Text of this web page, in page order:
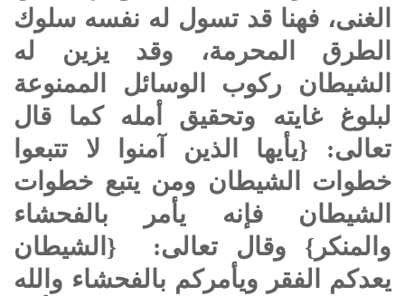
الغنى، فهنا قد تسول له نفسه سلوك
الطرق المحرمة، وقد يزين له
الشيطان ركوب الوسائل الممنوعة
لبلوغ غايته وتحقيق أمله كما قال
تعالى: {يأيها الذين آمنوا لا تتبعوا
خطوات الشيطان ومن يتبع خطوات
الشيطان فإنه يأمر بالفحشاء
والمنكر} وقال تعالى: {الشيطان
يعدكم الفقر ويأمركم بالفحشاء والله